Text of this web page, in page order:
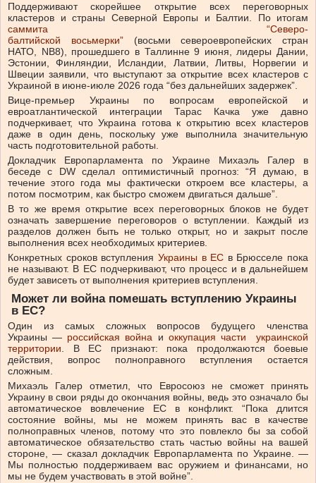
Поддерживают скорейшее открытие всех переговорных
кластеров и страны Северной Европы и Балтии. По итогам
саммита “Северо-
балтийской восьмерки”(восьми североевропейских стран
НАТО, NB8), прошедшего в Таллинне 9 июня, лидеры Дании,
Эстонии, Финляндии, Исландии, Латвии, Литвы, Норвегии и
Швеции заявили, что выступают за открытие всех кластеров с
Украиной в июне-июле 2026 года “без дальнейших задержек”.
Вице-премьер Украины по вопросам европейской и
евроатлантической интеграции Тарас Качка уже давно
подчеркивает, что Украина готова к открытию всех кластеров
даже в один день, поскольку уже выполнила значительную
часть подготовительной работы.
Докладчик Европарламента по Украине Михаэль Галер в
беседе с DW сделал оптимистичный прогноз: “Я думаю, в
течение этого года мы фактически откроем все кластеры, а
потом посмотрим, как быстро сможем двигаться дальше”.
В то же время открытие всех переговорных блоков не будет
означать завершение переговоров о вступлении. Каждый из
разделов должен быть не только открыт, но и закрыт после
выполнения всех необходимых критериев.
Конкретных сроков вступления Украины в ЕС в Брюсселе пока
не называют. В ЕС подчеркивают, что процесс и в дальнейшем
будет зависеть от выполнения критериев вступления.
Может ли война помешать вступлению Украины
в ЕС?
Один из самых сложных вопросов будущего членства
Украины — российская война и оккупация части украинской
территории. В ЕС признают: пока продолжаются боевые
действия, вопрос полноправного вступления остается
сложным.
Михаэль Галер отметил, что Евросоюз не сможет принять
Украину в свои ряды до окончания войны, ведь это означало бы
автоматическое вовлечение ЕС в конфликт. “Пока длится
состояние войны, мы не можем принять вас в качестве
полноправных членов, потому что это повлекло бы за собой
автоматическое обязательство стать частью войны на вашей
стороне, — сказал докладчик Европарламента по Украине. —
Мы полностью поддерживаем вас оружием и финансами, но
мы не будем участвовать в этой войне”.